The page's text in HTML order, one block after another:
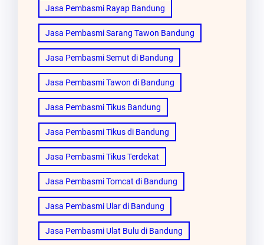
Jasa Pembasmi Rayap Bandung
Jasa Pembasmi Sarang Tawon Bandung
Jasa Pembasmi Semut di Bandung
Jasa Pembasmi Tawon di Bandung
Jasa Pembasmi Tikus Bandung
Jasa Pembasmi Tikus di Bandung
Jasa Pembasmi Tikus Terdekat
Jasa Pembasmi Tomcat di Bandung
Jasa Pembasmi Ular di Bandung
Jasa Pembasmi Ulat Bulu di Bandung